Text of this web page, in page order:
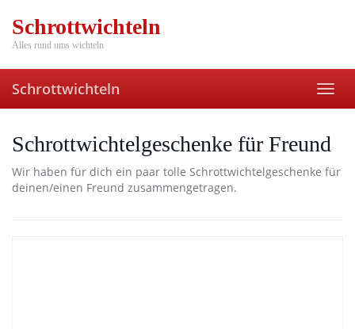
mainSchrottwichteln
Alles rund ums wichteln
Schrottwichteln
Schrottwichtelgeschenke für Freund
Wir haben für dich ein paar tolle Schrottwichtelgeschenke für
deinen/einen Freund zusammengetragen.